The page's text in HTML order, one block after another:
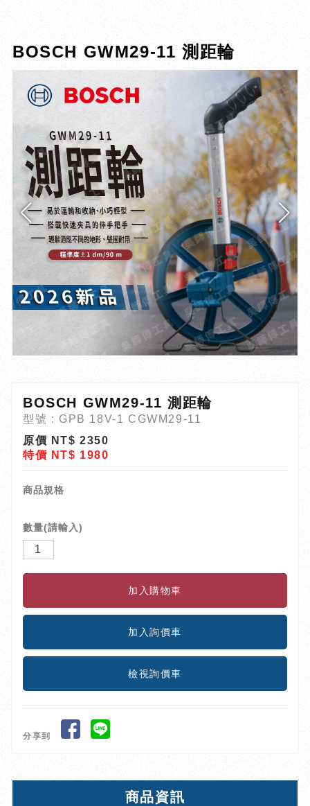
BOSCH GWM29-11 測距輪
BOSCH GWM29-11 測距輪
型號 : GPB 18V-1 CGWM29-11
原價 NT$ 2350
特價 NT$ 1980
商品規格
數量(請輸入)
檢視詢價車
分享到
商品資訊